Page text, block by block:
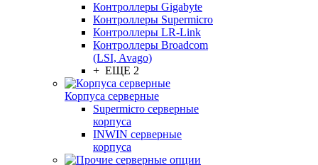
Контроллеры Gigabyte
Контроллеры Supermicro
Контроллеры LR-Link
Контроллеры Broadcom
(LSI, Avago)
+ ЕЩЕ 2
Корпуса серверные
Supermicro серверные
корпуса
INWIN серверные
корпуса